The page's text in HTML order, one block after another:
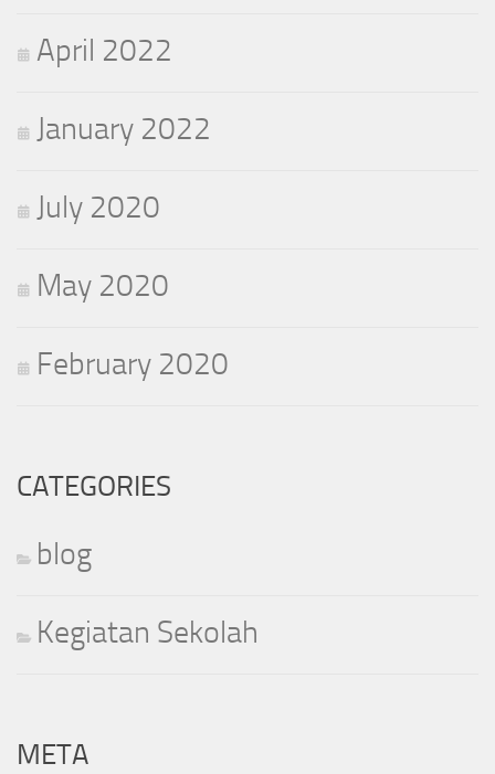
April 2022
January 2022
July 2020
May 2020
February 2020
CATEGORIES
blog
Kegiatan Sekolah
META